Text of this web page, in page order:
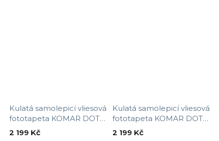
Kulatá samolepicí vliesová
fototapeta KOMAR DOTs
D1-045 Ornament,
2 199 Kč
Kulatá samolepicí vliesová
fototapeta KOMAR DOTs
D1-043 Palma, velikost ø
2 199 Kč